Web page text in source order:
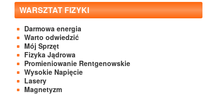
WARSZTAT FIZYKI
Darmowa energia
Warto odwiedzić
Mój Sprzęt
Fizyka Jądrowa
Promieniowanie Rentgenowskie
Wysokie Napięcie
Lasery
Magnetyzm